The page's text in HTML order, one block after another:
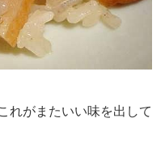
れがまたいい味を出して